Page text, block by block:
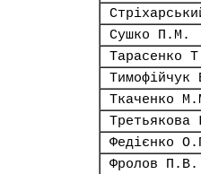
Сушко П.М.
Тарасенко
Тимофійчук
Ткаченко
Третьякова
Федієнко
Фролов П.В.